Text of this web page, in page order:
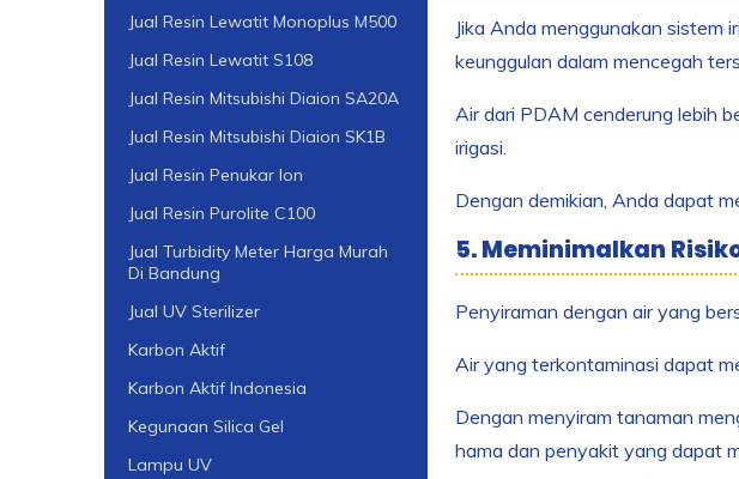
Jika Anda menggunakan sistem
keunggulan dalam mencegah
Air dari PDAM cenderung lebih
irigasi.
Dengan demikian, Anda dapat
5. Meminimalkan
Penyiraman dengan air yang
Air yang terkontaminasi dapat
Dengan menyiram tanaman
hama dan penyakit yang dapat
Jual Resin Lewatit Monoplus M500
Jual Resin Lewatit S108
Jual Resin Mitsubishi Diaion SA20A
Jual Resin Mitsubishi Diaion SK1B
Jual Resin Penukar Ion
Jual Resin Purolite C100
Jual Turbidity Meter Harga Murah
Di Bandung
Jual UV Sterilizer
Karbon Aktif
Karbon Aktif Indonesia
Kegunaan Silica Gel
Lampu UV